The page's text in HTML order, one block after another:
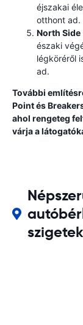
éjszakai
otthont ad.
North Side
északi
légköréről
ad.
További
Point és
ahol rengeteg
várja a
szigetek